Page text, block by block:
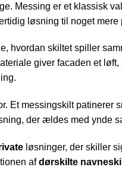
Messing er et klassisk
løsning til noget mere
hvordan skiltet spiller
giver facaden et
Et messingskilt patinerer
der ældes med ynde
løsninger, der skiller
afdørskilte